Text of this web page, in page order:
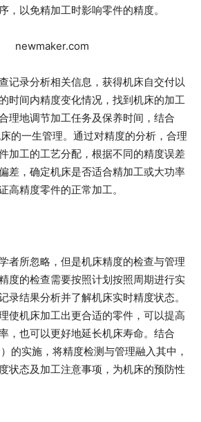
，以免精加工时影响零件的精度。
记录分析相关信息，获得机床自交付以
时间内精度变化情况，找到机床的加工
理地调节加工任务及保养时间，结合
的一生管理。通过对精度的分析，合理
加工的工艺分配，根据不同的精度误差
差，确定机床是否适合精加工或大功率
高精度零件的正常加工。
者所忽略，但是机床精度的检查与管理
度的检查需要按照计划按照周期进行实
录结果分析并了解机床实时精度状态。
使机床加工出更合适的零件，可以提高
，也可以更好地延长机床寿命。结合
的实施，将精度检测与管理融入其中，
状态及加工注意事项，为机床的预防性